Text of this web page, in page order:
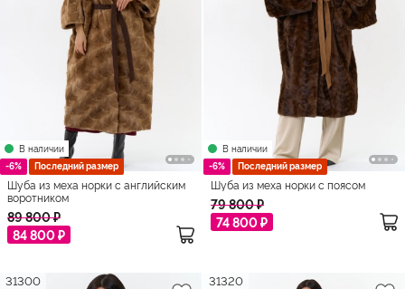
В наличии
-6%
Последний размер
Шуба из меха норки с английским
воротником
89 800 ₽
84 800 ₽
В наличии
-6%
Последний размер
Шуба из меха норки с поясом
79 800 ₽
74 800 ₽
31300 31320